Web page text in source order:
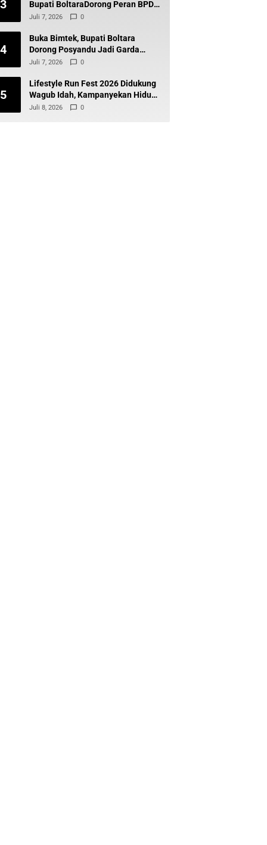
3
Bupati BoltaraDorong Peran BPD
Wujudkan Desa Maju dan
Juli 7, 2026 0
4
Buka Bimtek, Bupati Boltara
Dorong Posyandu Jadi Garda
Terdepan Layanan Kesehatan
Juli 7, 2026 0
5
Lifestyle Run Fest 2026 Didukung
Wagub Idah, Kampanyekan Hidup
Sehat dan Cegah Diabetes
Juli 8, 2026 0